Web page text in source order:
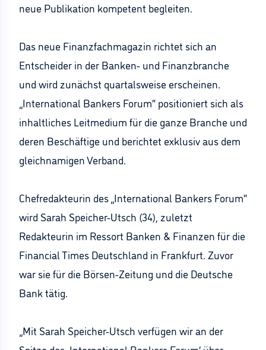
neue Publikation kompetent begleiten.
Das neue Finanzfachmagazin richtet sich an
Entscheider in der Banken- und Finanzbranche
und wird zunächst quartalsweise erscheinen.
„International Bankers Forum“ positioniert sich als
inhaltliches Leitmedium für die ganze Branche und
deren Beschäftige und berichtet exklusiv aus dem
gleichnamigen Verband.
Chefredakteurin des „International Bankers Forum“
wird Sarah Speicher-Utsch (34), zuletzt
Redakteurin im Ressort Banken & Finanzen für die
Financial Times Deutschland in Frankfurt. Zuvor
war sie für die Börsen-Zeitung und die Deutsche
Bank tätig.
„Mit Sarah Speicher-Utsch verfügen wir an der